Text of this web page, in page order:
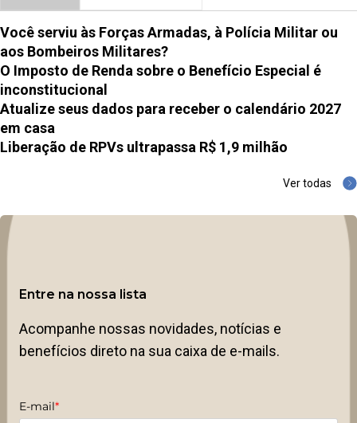
Você serviu às Forças Armadas, à Polícia Militar ou
aos Bombeiros Militares?
O Imposto de Renda sobre o Benefício Especial é
inconstitucional
Atualize seus dados para receber o calendário 2027
em casa
Liberação de RPVs ultrapassa R$ 1,9 milhão
Ver todas
Entre na nossa lista
Acompanhe nossas novidades, notícias e
benefícios direto na sua caixa de e-mails.
E-mail*